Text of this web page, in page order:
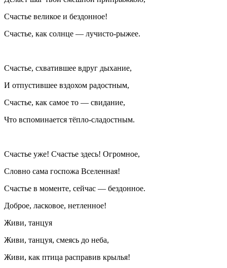
Счастье великое и бездонное!
Счастье, как солнце — лучисто-рыжее.
Счастье, схватившее вдруг дыхание,
И отпустившее вздохом радостным,
Счастье, как самое то — свидание,
Что вспоминается тёпло-сладостным.
Счастье уже! Счастье здесь! Огромное,
Словно сама госпожа Вселенная!
Счастье в моменте, сейчас — бездонное.
Доброе, ласковое, нетленное!
Живи, танцуя
Живи, танцуя, смеясь до неба,
Живи, как птица расправив крылья!